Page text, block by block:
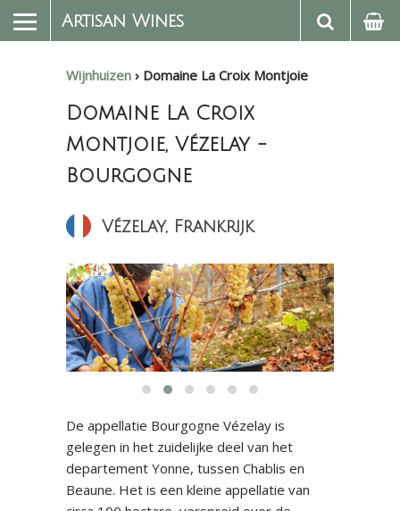
Artisan Wines
Wijnhuizen › Domaine La Croix Montjoie
Domaine La Croix
Montjoie, Vézelay -
Bourgogne
Vézelay, Frankrijk
De appellatie Bourgogne Vézelay is
gelegen in het zuidelijke deel van het
departement Yonne, tussen Chablis en
Beaune. Het is een kleine appellatie van